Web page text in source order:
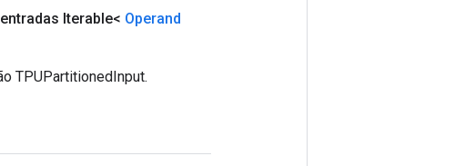
entradas Iterable< Operand
TPUPartitionedInput.